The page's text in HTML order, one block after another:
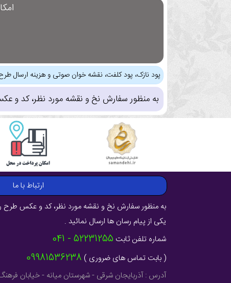
پود نازک، پود کلفت، نقشه خوان صوتی و هزینه ارسال
به منظور سفارش نخ و نقشه مورد نظر، کد و
ارتباط با ما
به منظور سفارش نخ و نقشه مورد نظر، کد و عکس طرح
یکی از پیام رسان ها ارسال نمائید .
شماره تلفن ثابت 52231255 - 041
( بابت تماس های ضروری ) 09981536238